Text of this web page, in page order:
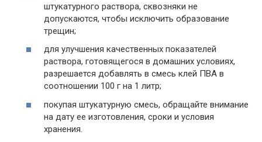
штукатурного раствора, сквозняки не
допускаются, чтобы исключить образование
трещин;
для улучшения качественных показателей
раствора, готовящегося в домашних условиях,
разрешается добавлять в смесь клей ПВА в
соотношении 100 г на 1 литр;
покупая штукатурную смесь, обращайте внимание
на дату ее изготовления, сроки и условия
хранения.